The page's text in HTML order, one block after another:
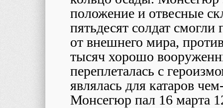
положение и отвесные
пятьдесят солдат
от внешнего мира,
тысяч хорошо
переплеталась с
являлась для катаров
Монсегюр пал 16 марта